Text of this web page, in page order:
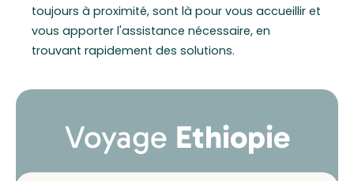
toujours à proximité, sont là pour vous accueillir et
vous apporter l'assistance nécessaire, en
trouvant rapidement des solutions.
Voyage Ethiopie